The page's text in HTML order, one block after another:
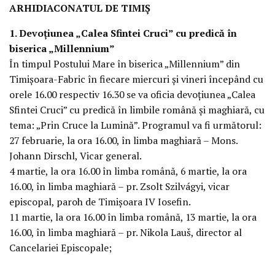
ARHIDIACONATUL DE TIMIȘ
1. Devoțiunea „Calea Sfintei Cruci” cu predică în
biserica „Millennium”
În timpul Postului Mare în biserica „Millennium” din
Timișoara-Fabric în fiecare miercuri și vineri începând cu
orele 16.00 respectiv 16.30 se va oficia devoțiunea „Calea
Sfintei Cruci” cu predică în limbile română și maghiară, cu
tema: „Prin Cruce la Lumină”. Programul va fi următorul:
27 februarie, la ora 16.00, în limba maghiară – Mons.
Johann Dirschl, Vicar general.
4 martie, la ora 16.00 în limba română, 6 martie, la ora
16.00, în limba maghiară – pr. Zsolt Szilvágyi, vicar
episcopal, paroh de Timișoara IV Iosefin.
11 martie, la ora 16.00 în limba română, 13 martie, la ora
16.00, în limba maghiară – pr. Nikola Lauš, director al
Cancelariei Episcopale;